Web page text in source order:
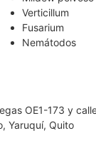
Verticillum
Fusarium
Nemátodos
OE1-173 y
Yaruquí, Quito